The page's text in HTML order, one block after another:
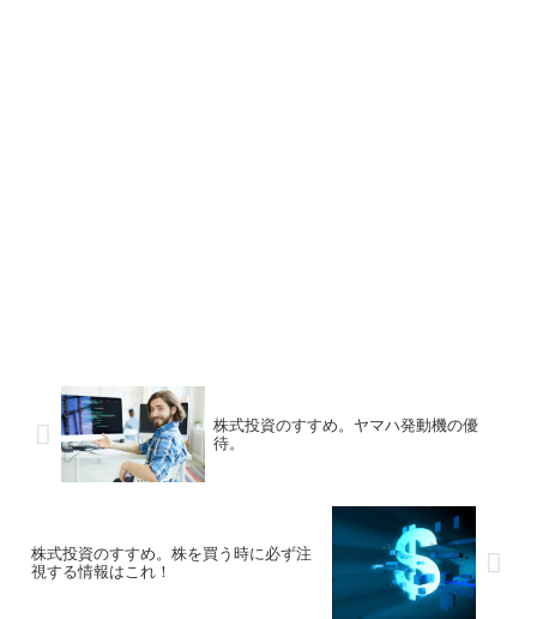
株式投資のすすめ。ヤマハ発動機の優
待。
株式投資のすすめ。株を買う時に必ず注
視する情報はこれ！